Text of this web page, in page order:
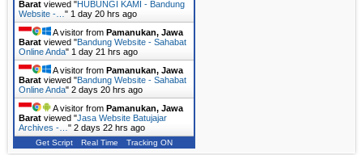
Barat viewed "HUBUNGI KAMI - Bandung
Website -… " 1 day 20 hrs ago
A visitor from Pamanukan, Jawa
Barat viewed "Bandung Website - Sahabat
Online Anda" 1 day 21 hrs ago
A visitor from Pamanukan, Jawa
Barat viewed "Bandung Website - Sahabat
Online Anda" 2 days 20 hrs ago
A visitor from Pamanukan, Jawa
Barat viewed "Jasa Website Batujajar
Archives -… " 2 days 22 hrs ago
Get Script Real Time Tracking ON